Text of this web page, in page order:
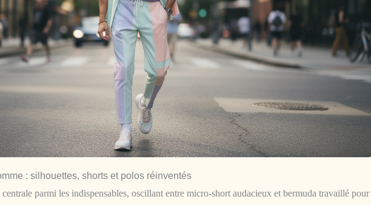
: silhouettes, shorts et polos réinventés
parmi les indispensables, oscillant entre micro-short audacieux et bermuda travaillé pour